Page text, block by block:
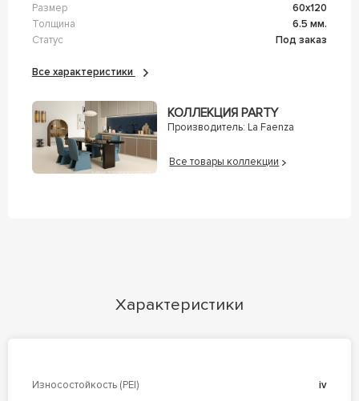
Размер
60x120
Толщина
6.5 мм.
Статус
Под заказ
Все характеристики
КОЛЛЕКЦИЯ PARTY
Производитель: La Faenza
Все товары коллекции
Характеристики
Износостойкость (PEI) iv